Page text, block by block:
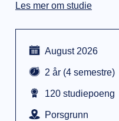
Les mer om studie
August 2026
2 år (4 semestre)
120 studiepoeng
Porsgrunn